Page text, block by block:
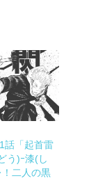
話「起首雷
う)ｰ漆(し
二人の黒